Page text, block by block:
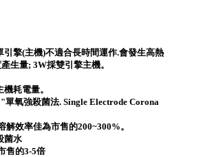
引擎(主機)不適合長時間運作.會發生高熱
生量; 3W採雙引擎主機。
機耗電量。
"單氧強殺菌法. Single Electrode Corona
解效率佳為市售的200~300%。
菌水
售的3-5倍